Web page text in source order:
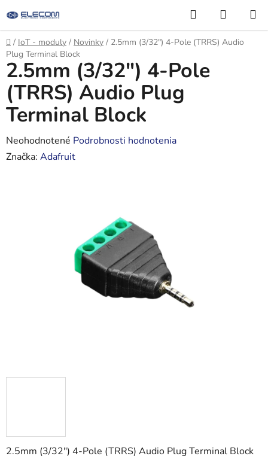
na
obsah
Hľadať
KOŠÍK
Domov
/ IoT - moduly / Novinky / 2.5mm (3/32") 4-Pole (TRRS) Audio
Plug Terminal Block
2.5mm (3/32") 4-Pole (TRRS) Audio Plug Terminal Block
2.5mm (3/32") 4-Pole
(TRRS) Audio Plug
Terminal Block
Priemerné
hodnotenie
Neohodnotené Podrobnosti hodnotenia
Značka: Adafruit